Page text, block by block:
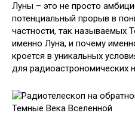
Луны – это не просто
потенциальный прорыв в
частности, так называемых
именно Луна, и почему
кроется в уникальных
для радиоастрономических